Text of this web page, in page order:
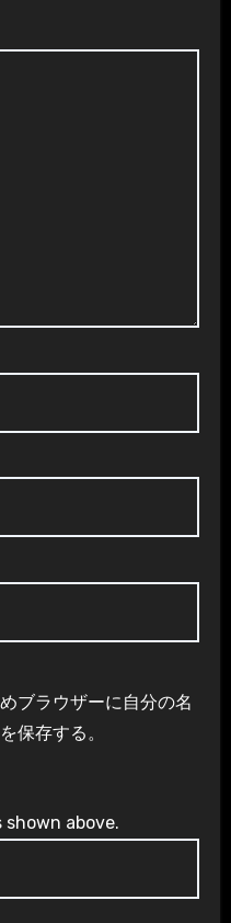
ブラウザーに自分の名
保存する。
above.